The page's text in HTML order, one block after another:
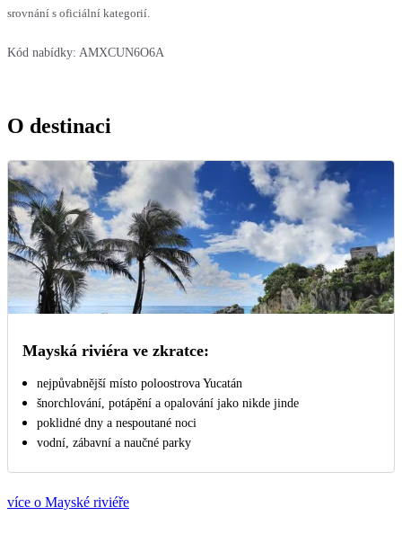
srovnání s oficiální kategorií.
Kód nabídky: AMXCUN6O6A
O destinaci
Mayská riviéra ve zkratce:
nejpůvabnější místo poloostrova Yucatán
šnorchlování, potápění a opalování jako nikde jinde
poklidné dny a nespoutané noci
vodní, zábavní a naučné parky
více o Mayské riviéře